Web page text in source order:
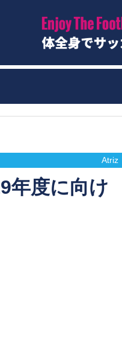
Atriz
年度に向け